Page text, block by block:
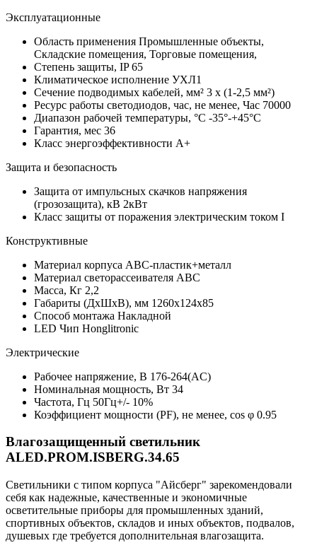
Эксплуатационные
Область применения Промышленные объекты,
Складские помещения, Торговые помещения,
Степень защиты, IP65
Климатическое исполнение УХЛ1
Сечение подводимых кабелей, мм² 3 x (1-2,5 мм²)
Ресурс работы светодиодов, час, не менее, Час 70000
Диапазон рабочей температуры, °С -35°-+45°C
Гарантия, мес 36
Класс энергоэффективности A+
Защита и безопасность
Защита от импульсных скачков напряжения
(грозозащита), кВ 2кВт
Класс защиты от поражения электрическим током I
Конструктивные
Материал корпуса АВС-пластик+металл
Материал светорассеивателя АВС
Масса, Кг 2,2
Габариты (ДхШхВ), мм 1260x124x85
Способ монтажа Накладной
LED Чип Honglitronic
Электрические
Рабочее напряжение, В 176-264(AC)
Номинальная мощность, Вт 34
Частота, Гц 50Гц+/- 10%
Коэффициент мощности (PF), не менее, cos φ 0.95
Влагозащищенный светильник
ALED.PROM.ISBERG.34.65
Светильники с типом корпуса "Айсберг" зарекомендовали
себя как надежные, качественные и экономичные
осветительные приборы для промышленных зданий,
спортивных объектов, складов и иных объектов, подвалов,
душевых где требуется дополнительная влагозащита.